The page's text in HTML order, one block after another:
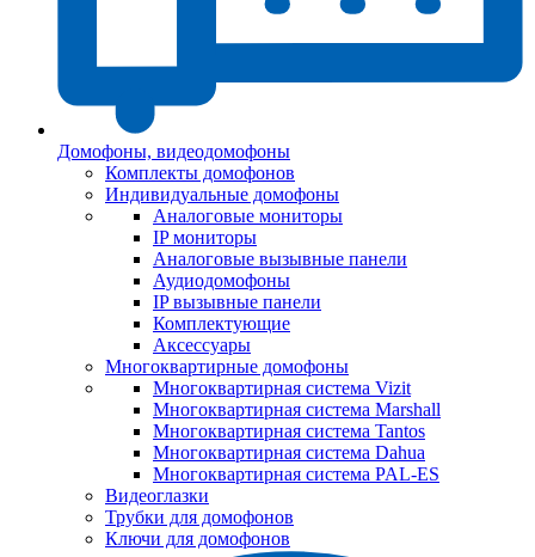
Домофоны, видеодомофоны
Комплекты домофонов
Индивидуальные домофоны
Аналоговые мониторы
IP мониторы
Аналоговые вызывные панели
Аудиодомофоны
IP вызывные панели
Комплектующие
Аксессуары
Многоквартирные домофоны
Многоквартирная система Vizit
Многоквартирная система Marshall
Многоквартирная система Tantos
Многоквартирная система Dahua
Многоквартирная система PAL-ES
Видеоглазки
Трубки для домофонов
Ключи для домофонов